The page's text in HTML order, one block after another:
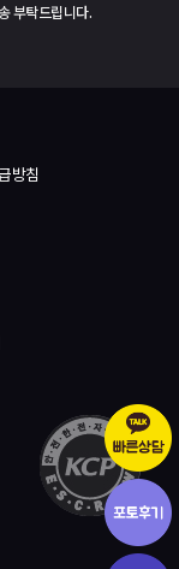
부탁드립니다.
방침